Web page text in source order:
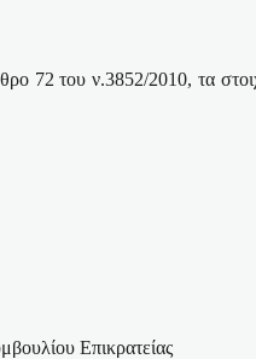
72 του ν.3852/2010, τα
Επικρατείας